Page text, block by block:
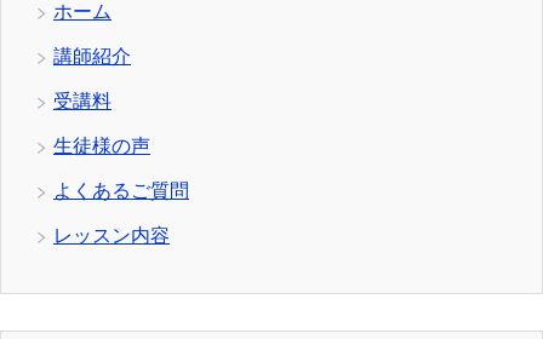
ホーム
講師紹介
受講料
生徒様の声
よくあるご質問
レッスン内容